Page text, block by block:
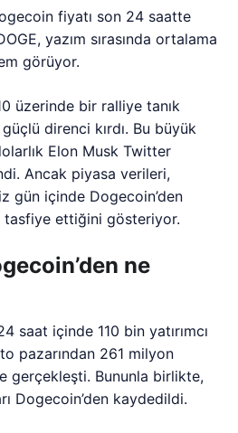
fiyatı son 24 saatte
yazım sırasında ortalama
görüyor.
üzerinde bir ralliye tanık
direnci kırdı. Bu büyük
Elon Musk Twitter
Ancak piyasa verileri,
gün içinde Dogecoin’den
tasfiye ettiğini gösteriyor.
ne
saat içinde 110 bin yatırımcı
pazarından 261 milyon
gerçekleşti. Bununla birlikte,
Dogecoin’den kaydedildi.